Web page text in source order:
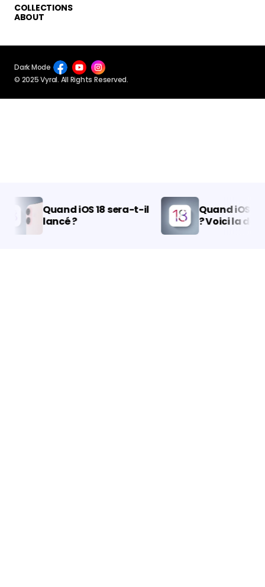
COLLECTIONS
ABOUT
© 2025 Vyral. All Rights Reserved.
Dark Mode
Quand iOS 18 sera-t-il
lancé ?
Quand iOS 18
? Voici la date
prévue d’iOS 18